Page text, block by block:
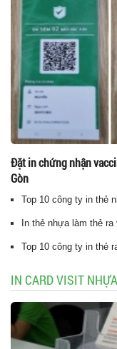
Đặt in chứng nhận
Gòn
Top 10 công ty in thẻ
In thẻ nhựa làm thẻ
Top 10 công ty in thẻ
IN CARD VISIT NHỰA